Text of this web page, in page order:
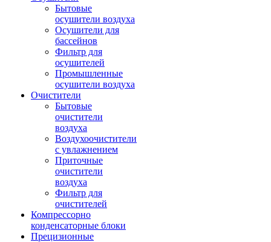
Бытовые
осушители воздуха
Осушители для
бассейнов
Фильтр для
осушителей
Промышленные
осушители воздуха
Очистители
Бытовые
очистители
воздуха
Воздухоочистители
с увлажнением
Приточные
очистители
воздуха
Фильтр для
очистителей
Компрессорно
конденсаторные блоки
Прецизионные